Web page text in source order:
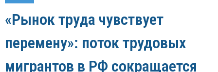
«Рынок труда чувствует
перемену»: поток трудовых
мигрантов в РФ сокращается